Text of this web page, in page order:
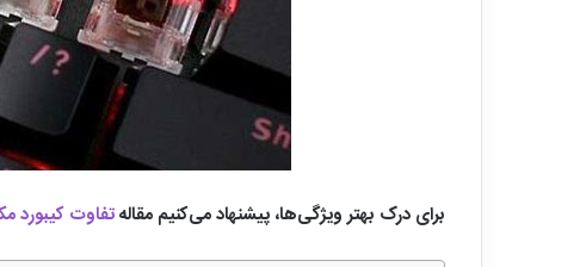
برای درک بهتر ویژگی‌ها، پیشنهاد می‌کنیم مقالهتفاوت کیبورد